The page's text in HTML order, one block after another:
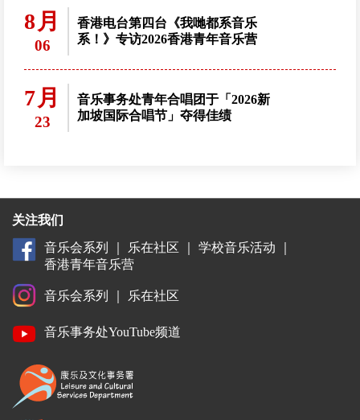
8月
06
香港电台第四台《我哋都系音乐
系！》专访2026香港青年音乐营
7月
23
音乐事务处青年合唱团于「2026新
加坡国际合唱节」夺得佳绩
关注我们
音乐会系列
乐在社区 学校音乐活动
香港青年音乐营
音乐会系列 乐在社区
音乐事务处YouTube频道